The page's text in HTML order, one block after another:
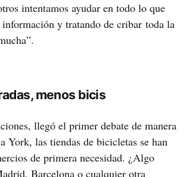
intentamos ayudar en todo lo que
información y tratando de cribar toda la
menos bicis
llegó el primer debate de manera
York, las tiendas de bicicletas se han
de primera necesidad. ¿Algo
Barcelona o cualquier otra